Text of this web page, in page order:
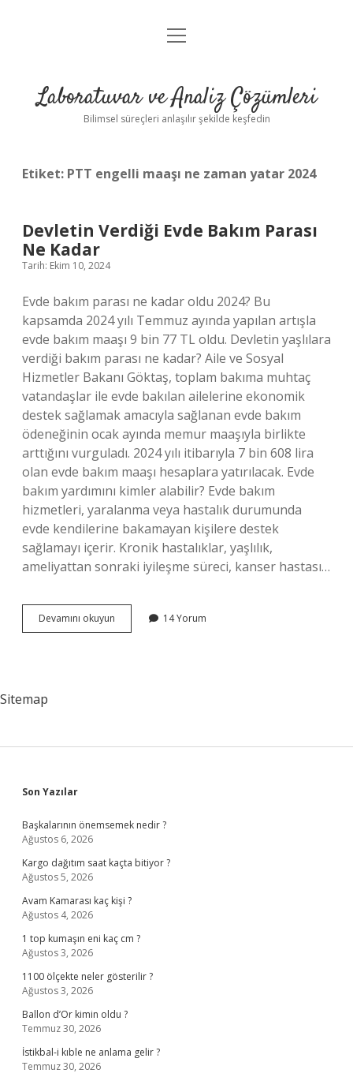
Anasayfa
Yasal Uyarı
menüyü
Laboratuvar ve Analiz Çözümleri
Bilimsel süreçleri anlaşılır şekilde keşfedin
Etiket: PTT engelli maaşı ne zaman yatar 2024
Devletin Verdiği Evde Bakım Parası
Ne Kadar
Tarih: Ekim 10, 2024
Evde bakım parası ne kadar oldu 2024? Bu
kapsamda 2024 yılı Temmuz ayında yapılan artışla
evde bakım maaşı 9 bin 77 TL oldu. Devletin yaşlılara
verdiği bakım parası ne kadar? Aile ve Sosyal
Hizmetler Bakanı Göktaş, toplam bakıma muhtaç
vatandaşlar ile evde bakılan ailelerine ekonomik
destek sağlamak amacıyla sağlanan evde bakım
ödeneğinin ocak ayında memur maaşıyla birlikte
arttığını vurguladı. 2024 yılı itibarıyla 7 bin 608 lira
olan evde bakım maaşı hesaplara yatırılacak. Evde
bakım yardımını kimler alabilir? Evde bakım
hizmetleri, yaralanma veya hastalık durumunda
evde kendilerine bakamayan kişilere destek
sağlamayı içerir. Kronik hastalıklar, yaşlılık,
ameliyattan sonraki iyileşme süreci, kanser hastası…
Devamını okuyun Devletin
Verdiği
14 Yorum
Sitemap
Sidebar
Son Yazılar
Başkalarının önemsemek nedir ?
Ağustos 6, 2026
Kargo dağıtım saat kaçta bitiyor ?
Ağustos 5, 2026
Avam Kamarası kaç kişi ?
Ağustos 4, 2026
1 top kumaşın eni kaç cm ?
Ağustos 3, 2026
1100 ölçekte neler gösterilir ?
Ağustos 3, 2026
Ballon d’Or kimin oldu ?
Temmuz 30, 2026
İstikbal-i kıble ne anlama gelir ?
Temmuz 30, 2026